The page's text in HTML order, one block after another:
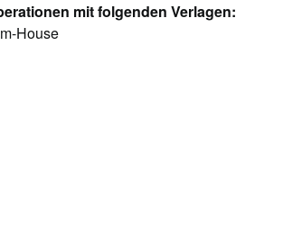
mit folgenden Verlagen:
House